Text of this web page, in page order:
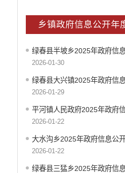
乡镇政府信息公开年
绿春县半坡乡2025年政府信
2026-01-30
绿春县大兴镇2025年政府信
2026-01-29
平河镇人民政府2025年政府
2026-01-22
大水沟乡2025年政府信息公
2026-01-22
绿春县三猛乡2025年政府信